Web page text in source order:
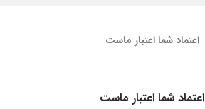
اعتماد شما اعتبار ماست
اعتماد شما اعتبار ماست